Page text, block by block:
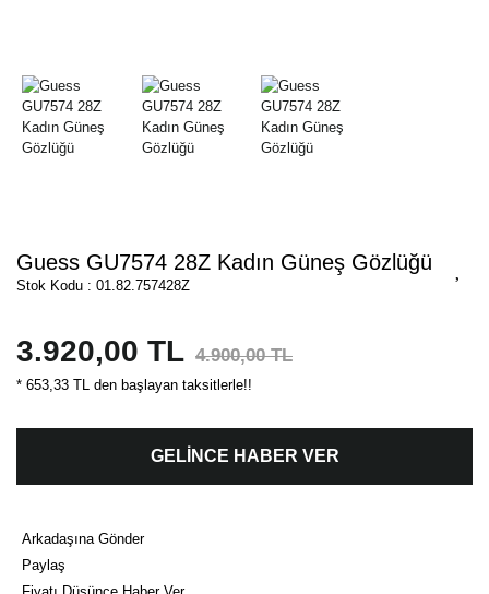
Guess GU7574 28Z Kadın Güneş Gözlüğü
Stok Kodu : 01.82.757428Z
3.920,00 TL 4.900,00 TL
* 653,33 TL den başlayan taksitlerle!!
GELİNCE HABER VER
Arkadaşına Gönder
Paylaş